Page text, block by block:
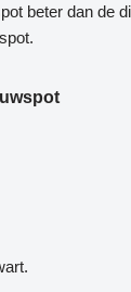
beter dan de